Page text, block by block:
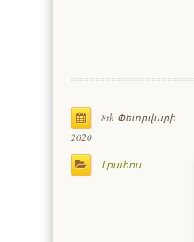
8th Փետրվարի
2020
Լրահոս